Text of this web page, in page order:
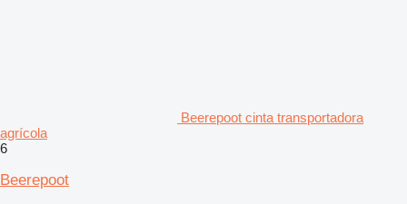
Beerepoot cinta transportadora
agrícola
6
Beerepoot